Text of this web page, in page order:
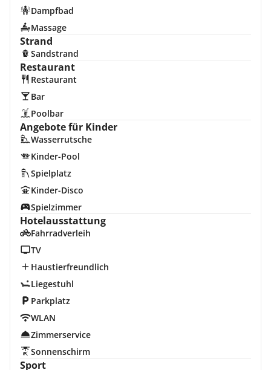
Dampfbad
Massage
Strand
Sandstrand
Restaurant
Restaurant
Bar
Poolbar
Angebote für Kinder
Wasserrutsche
Kinder-Pool
Spielplatz
Kinder-Disco
Spielzimmer
Hotelausstattung
Fahrradverleih
TV
Haustierfreundlich
Liegestuhl
Parkplatz
WLAN
Zimmerservice
Sonnenschirm
Sport